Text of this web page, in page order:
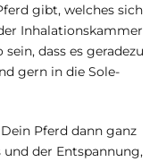
gibt, welches sich
Inhalationskammer
dass es geradezu
gern in die Sole-
Pferd dann ganz
und der Entspannung,